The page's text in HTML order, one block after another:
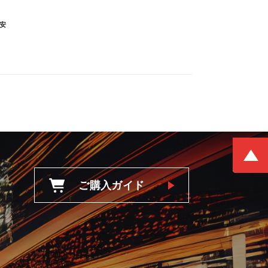
ご購入ガイド